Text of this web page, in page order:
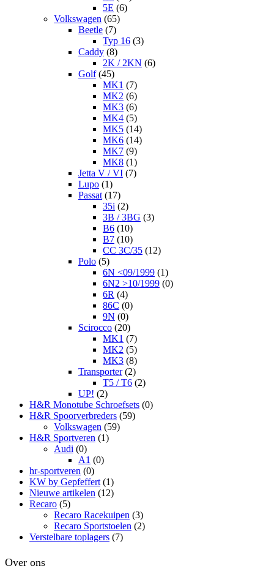
5E (6)
Volkswagen (65)
Beetle (7)
Typ 16 (3)
Caddy (8)
2K / 2KN (6)
Golf (45)
MK1 (7)
MK2 (6)
MK3 (6)
MK4 (5)
MK5 (14)
MK6 (14)
MK7 (9)
MK8 (1)
Jetta V / VI (7)
Lupo (1)
Passat (17)
35i (2)
3B / 3BG (3)
B6 (10)
B7 (10)
CC 3C/35 (12)
Polo (5)
6N <09/1999 (1)
6N2 >10/1999 (0)
6R (4)
86C (0)
9N (0)
Scirocco (20)
MK1 (7)
MK2 (5)
MK3 (8)
Transporter (2)
T5 / T6 (2)
UP! (2)
H&R Monotube Schroefsets (0)
H&R Spoorverbreders (59)
Volkswagen (59)
H&R Sportveren (1)
Audi (0)
A1 (0)
hr-sportveren (0)
KW by Gepfeffert (1)
Nieuwe artikelen (12)
Recaro (5)
Recaro Racekuipen (3)
Recaro Sportstoelen (2)
Verstelbare toplagers (7)
Over ons